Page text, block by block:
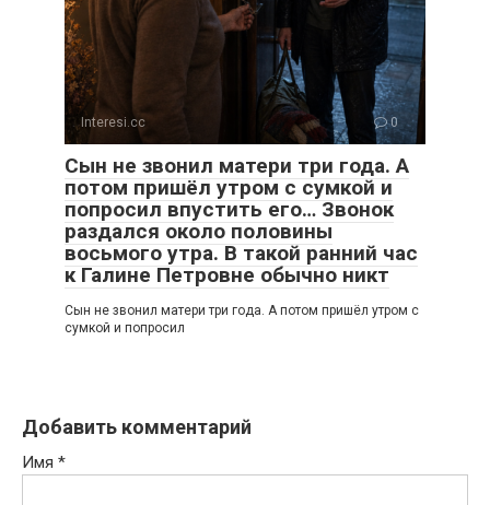
Interesi.cc 0
Сын не звонил матери три года. А
потом пришёл утром с сумкой и
попросил впустить его… Звонок
раздался около половины
восьмого утра. В такой ранний час
к Галине Петровне обычно никт
Сын не звонил матери три года. А потом пришёл утром с
сумкой и попросил
Добавить комментарий
Имя *